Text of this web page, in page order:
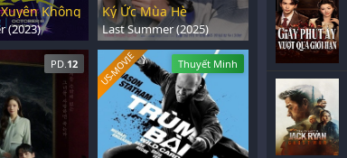
Không
(2023)
Ký Ức Mùa Hè
Last Summer (2025)
PD. 12 Thuyết Minh
US-MOVIE